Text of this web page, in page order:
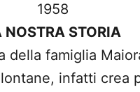
1958
NOSTRA STORIA
della famiglia
infatti crea